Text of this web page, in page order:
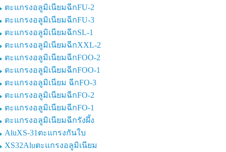
ตะแกรงอลูมิเนียมฉีกFU-2
ตะแกรงอลูมิเนียมฉีกFU-3
ตะแกรงอลูมิเนียมฉีกSL-1
ตะแกรงอลูมิเนียมฉีกXXL-2
ตะแกรงอลูมิเนียมฉีกFOO-2
ตะแกรงอลูมิเนียมฉีกFOO-1
ตะแกรงอลูมิเนียม ฉีกFO-3
ตะแกรงอลูมิเนียมฉีกFO-2
ตะแกรงอลูมิเนียมฉีกFO-1
ตะแกรงอลูมิเนียมฉีกรังผึ้ง
AluXS-31ตะแกรงกันใบ
XS32Aluตะแกรงอลูมิเนียม